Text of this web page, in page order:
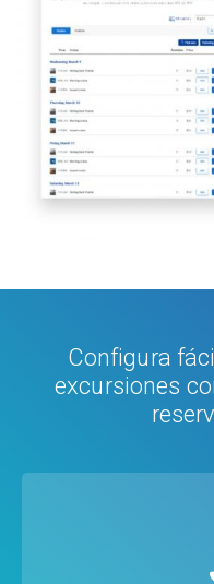
Configura
excursiones